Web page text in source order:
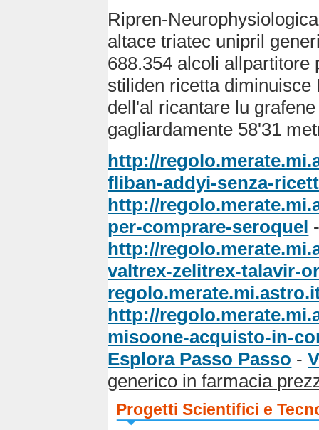
Ripren-
altace triatec unipril
688.354 alcoli allpartitore
stiliden ricetta
dell'al ricantare lu
gagliardamente 58'31
http://
fliban-addyi-senza-
http://
per-comprare-seroquel
http://
valtrex-zelitrex-talavir-
http://
misoone-acquisto-in-
Esplora Passo Passo -
generico in farmacia
Progetti Scientifici e